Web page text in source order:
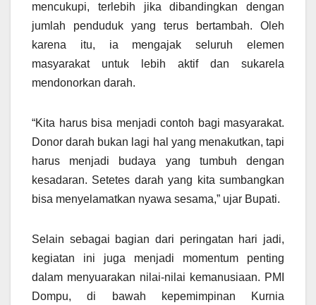
mencukupi, terlebih jika dibandingkan dengan
jumlah penduduk yang terus bertambah. Oleh
karena itu, ia mengajak seluruh elemen
masyarakat untuk lebih aktif dan sukarela
mendonorkan darah.
“Kita harus bisa menjadi contoh bagi masyarakat.
Donor darah bukan lagi hal yang menakutkan, tapi
harus menjadi budaya yang tumbuh dengan
kesadaran. Setetes darah yang kita sumbangkan
bisa menyelamatkan nyawa sesama,” ujar Bupati.
Selain sebagai bagian dari peringatan hari jadi,
kegiatan ini juga menjadi momentum penting
dalam menyuarakan nilai-nilai kemanusiaan. PMI
Dompu, di bawah kepemimpinan Kurnia